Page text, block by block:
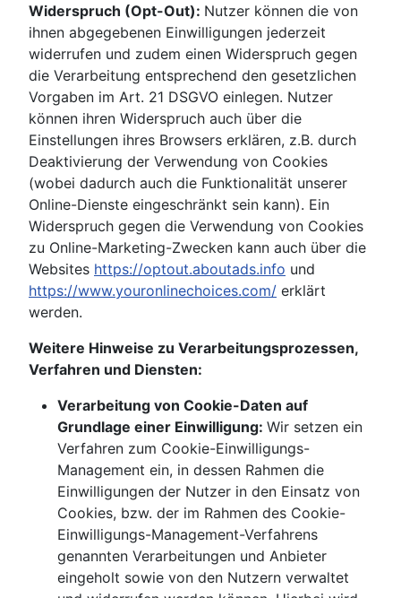
Widerspruch (Opt-Out): Nutzer können die von
ihnen abgegebenen Einwilligungen jederzeit
widerrufen und zudem einen Widerspruch gegen
die Verarbeitung entsprechend den gesetzlichen
Vorgaben im Art. 21 DSGVO einlegen. Nutzer
können ihren Widerspruch auch über die
Einstellungen ihres Browsers erklären, z.B. durch
Deaktivierung der Verwendung von Cookies
(wobei dadurch auch die Funktionalität unserer
Online-Dienste eingeschränkt sein kann). Ein
Widerspruch gegen die Verwendung von Cookies
zu Online-Marketing-Zwecken kann auch über die
Websites https://optout.aboutads.info und
https://www.youronlinechoices.com/ erklärt
werden.
Weitere Hinweise zu Verarbeitungsprozessen,
Verfahren und Diensten:
Verarbeitung von Cookie-Daten auf
Grundlage einer Einwilligung: Wir setzen ein
Verfahren zum Cookie-Einwilligungs-
Management ein, in dessen Rahmen die
Einwilligungen der Nutzer in den Einsatz von
Cookies, bzw. der im Rahmen des Cookie-
Einwilligungs-Management-Verfahrens
genannten Verarbeitungen und Anbieter
eingeholt sowie von den Nutzern verwaltet